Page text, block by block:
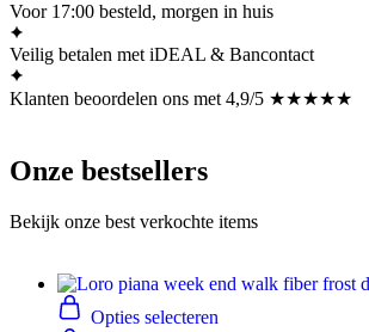
Voor 17:00 besteld, morgen in huis
Veilig betalen met iDEAL & Bancontact
Klanten beoordelen ons met 4,9/5 ★★★★★
Onze bestsellers
Bekijk onze best verkochte items
Opties selecteren